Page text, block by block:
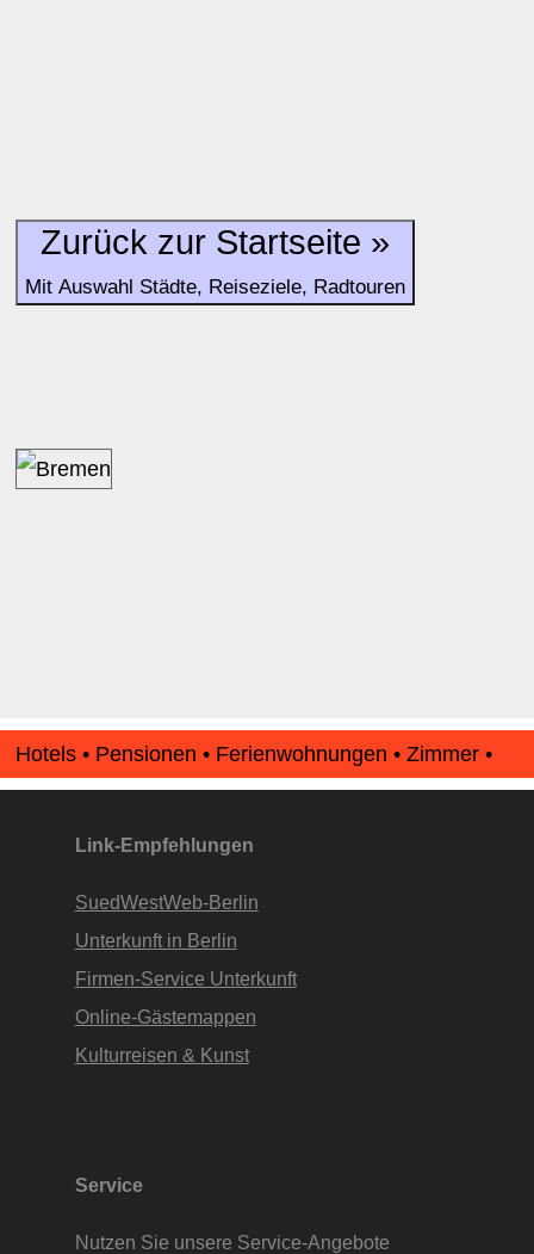
Zurück zur Startseite »
Mit Auswahl Städte, Reiseziele, Radtouren
Hotels • Pensionen • Ferienwohnungen • Zimmer •
Apartments • www.Finde-Unterkunft.de
Link-Empfehlungen
SuedWestWeb-Berlin
Unterkunft in Berlin
Firmen-Service Unterkunft
Online-Gästemappen
Kulturreisen & Kunst
Service
Nutzen Sie unsere Service-Angebote